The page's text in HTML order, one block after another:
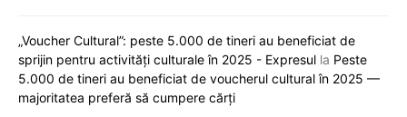
„Voucher Cultural”: peste 5.000 de tineri au beneficiat de
sprijin pentru activități culturale în 2025 - Expresul la Peste
5.000 de tineri au beneficiat de voucherul cultural în 2025 —
majoritatea preferă să cumpere cărți